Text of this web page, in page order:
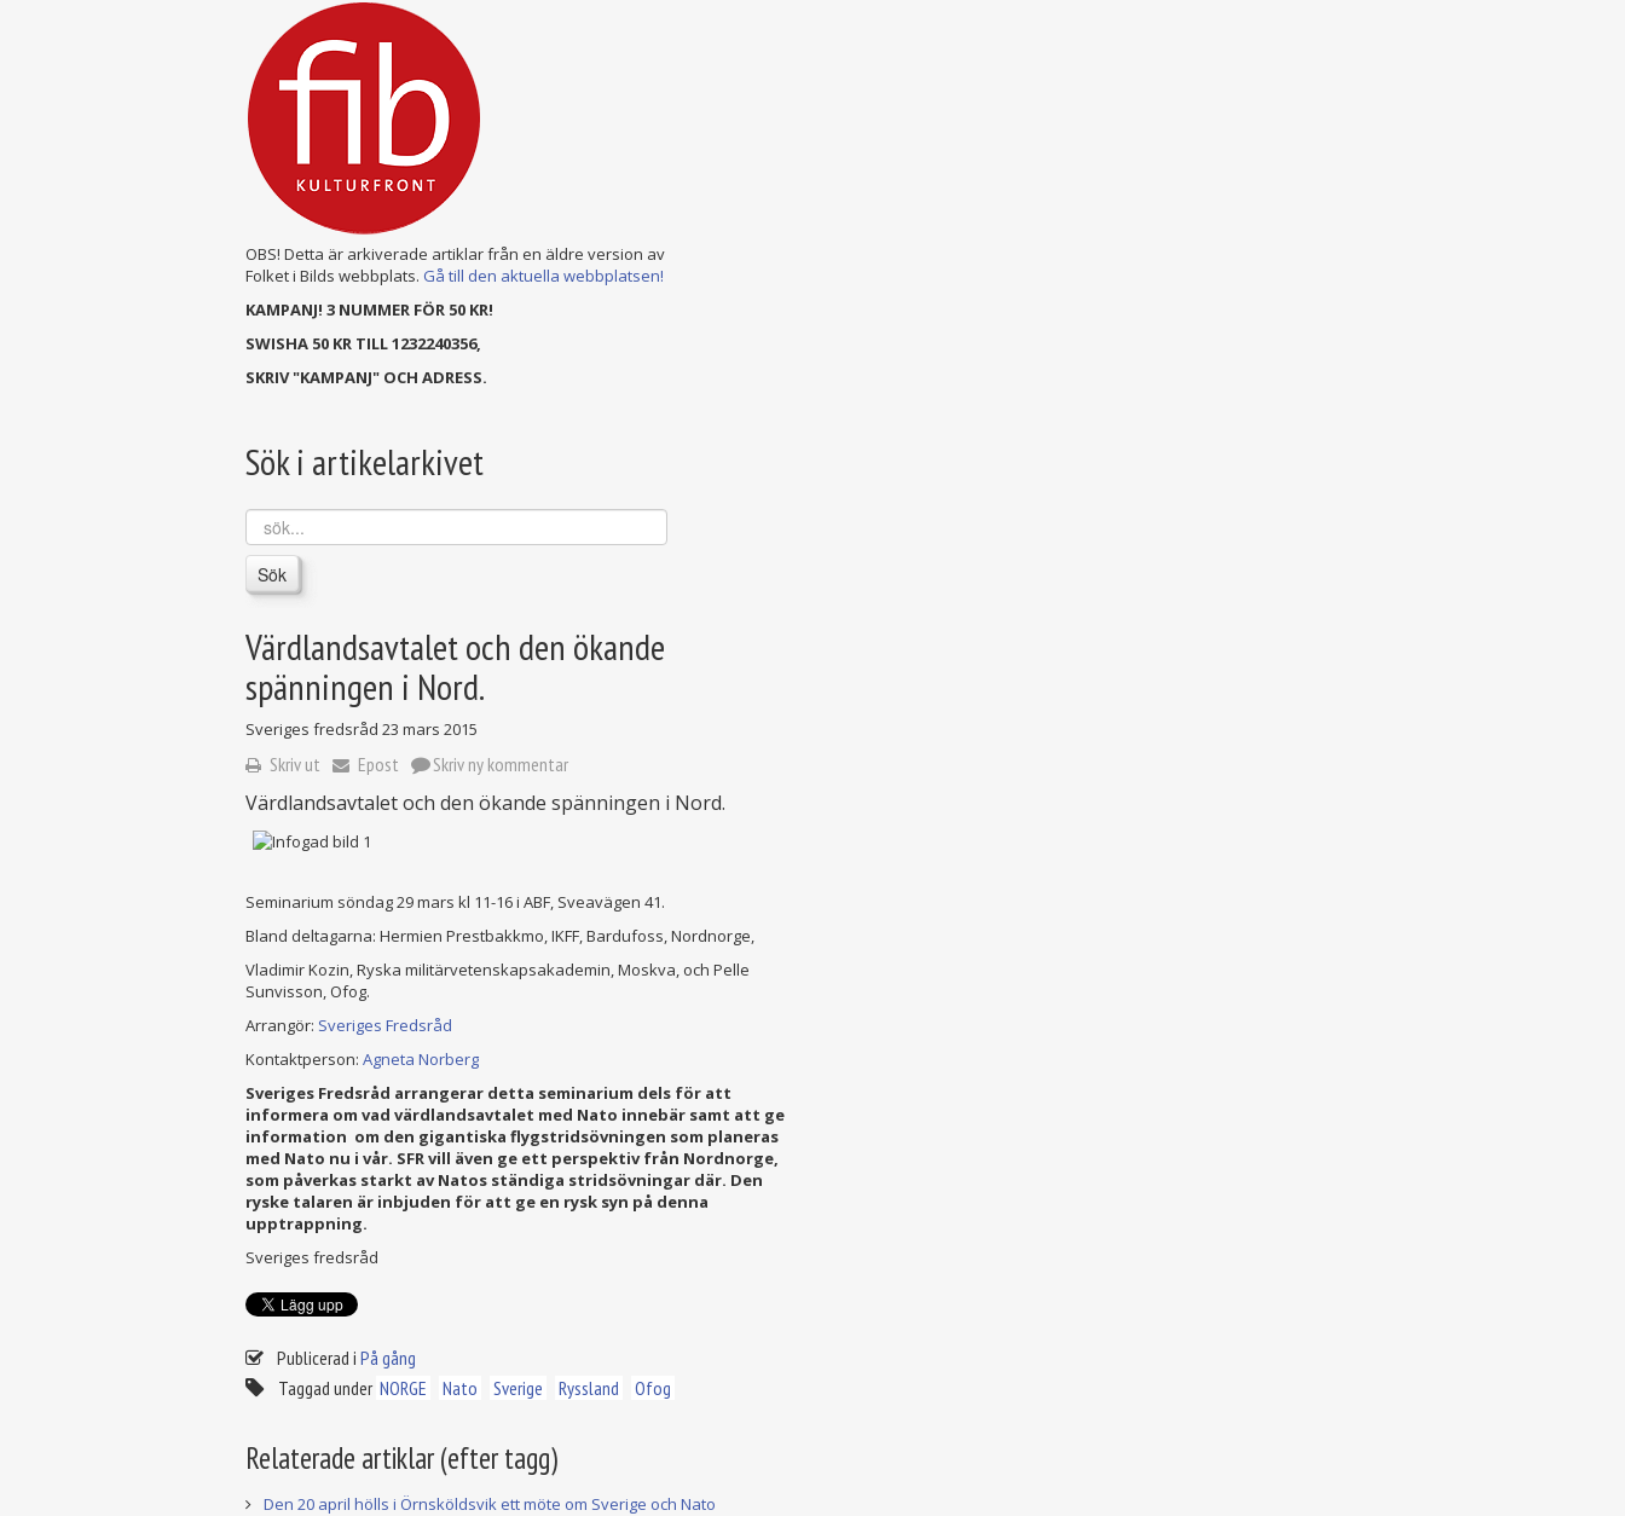
OBS! Detta är arkiverade artiklar från en äldre version av
Folket i Bilds webbplats. Gå till den aktuella webbplatsen!
KAMPANJ! 3 NUMMER FÖR 50 KR!
SWISHA 50 KR TILL 1232240356,
SKRIV "KAMPANJ" OCH ADRESS.
Sök i artikelarkivet
sök...
Sök
Värdlandsavtalet och den ökande
spänningen i Nord.
Sveriges fredsråd 23 mars 2015
Skriv ut Epost Skriv ny kommentar
Värdlandsavtalet och den ökande spänningen i Nord.
Seminarium söndag 29 mars kl 11-16 i ABF, Sveavägen 41.
Bland deltagarna: Hermien Prestbakkmo, IKFF, Bardufoss, Nordnorge,
Vladimir Kozin, Ryska militärvetenskapsakademin, Moskva, och Pelle
Sunvisson, Ofog.
Arrangör: Sveriges Fredsråd
Kontaktperson: Agneta Norberg
Sveriges Fredsråd arrangerar detta seminarium dels för att
informera om vad värdlandsavtalet med Nato innebär samt att ge
information om den gigantiska flygstridsövningen som planeras
med Nato nu i vår. SFR vill även ge ett perspektiv från Nordnorge,
som påverkas starkt av Natos ständiga stridsövningar där. Den
ryske talaren är inbjuden för att ge en rysk syn på denna
upptrappning.
Sveriges fredsråd
Publicerad i På gång
Taggad under NORGE Nato Sverige Ryssland Ofog
Relaterade artiklar (efter tagg)
Den 20 april hölls i Örnsköldsvik ett möte om Sverige och Nato